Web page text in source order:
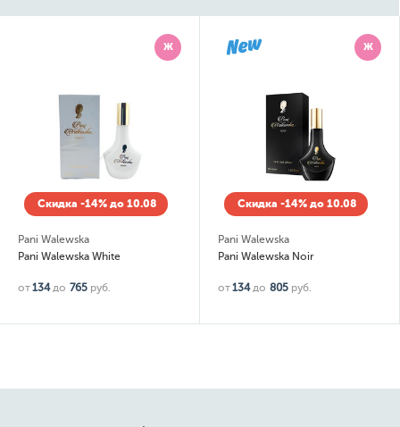
Ж
Скидка -14% до 10.08
Pani Walewska
Pani Walewska White
от134 до 765 руб.
Ж
Скидка -14% до 10.08
Pani Walewska
Pani Walewska Noir
от134 до 805 руб.